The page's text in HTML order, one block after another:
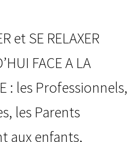
et SE RELAXER
FACE A LA
: les Professionnels,
les Parents
aux enfants,